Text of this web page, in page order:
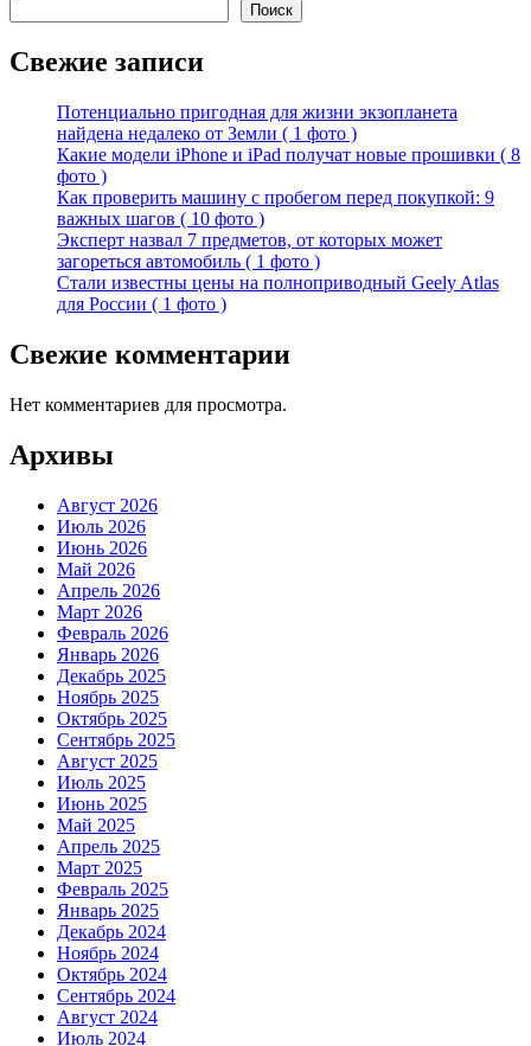
Поиск
Свежие записи
Потенциально пригодная для жизни экзопланета
найдена недалеко от Земли ( 1 фото )
Какие модели iPhone и iPad получат новые прошивки ( 8
фото )
Как проверить машину с пробегом перед покупкой: 9
важных шагов ( 10 фото )
Эксперт назвал 7 предметов, от которых может
загореться автомобиль ( 1 фото )
Стали известны цены на полноприводный Geely Atlas
для России ( 1 фото )
Свежие комментарии
Нет комментариев для просмотра.
Архивы
Август 2026
Июль 2026
Июнь 2026
Май 2026
Апрель 2026
Март 2026
Февраль 2026
Январь 2026
Декабрь 2025
Ноябрь 2025
Октябрь 2025
Сентябрь 2025
Август 2025
Июль 2025
Июнь 2025
Май 2025
Апрель 2025
Март 2025
Февраль 2025
Январь 2025
Декабрь 2024
Ноябрь 2024
Октябрь 2024
Сентябрь 2024
Август 2024
Июль 2024